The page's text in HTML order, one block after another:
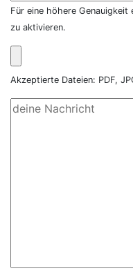
Für eine höhere
zu aktivieren.
Akzeptierte Dateien: PDF,